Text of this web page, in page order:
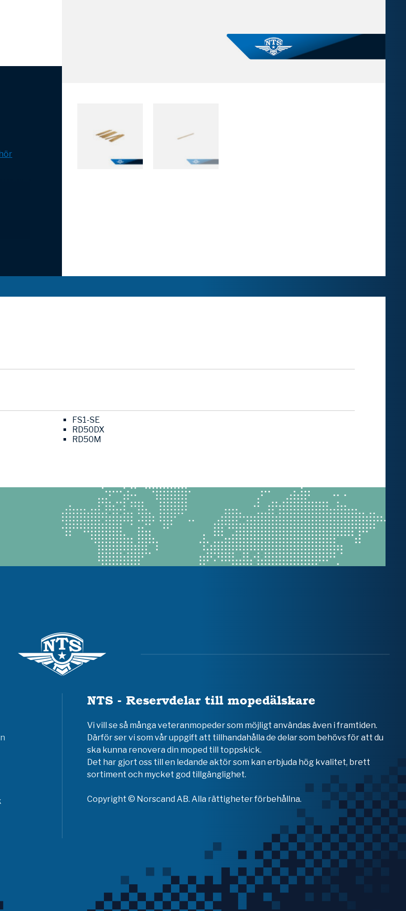
FS1-SE
RD50DX
RD50M
NTS - Reservdelar till mopedälskare
Vi vill se så många veteranmopeder som möjligt användas även i framtiden.
Därför ser vi som vår uppgift att tillhandahålla de delar som behövs för att du
ska kunna renovera din moped till toppskick.
Det har gjort oss till en ledande aktör som kan erbjuda hög kvalitet, brett
sortiment och mycket god tillgänglighet.
Copyright © Norscand AB. Alla rättigheter förbehållna.